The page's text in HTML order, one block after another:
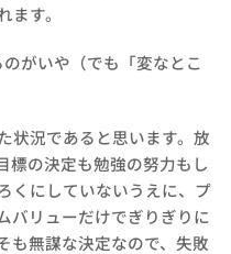
す。
がいや（でも「変なとこ
状況であると思います。放
標の決定も勉強の努力もし
くにしていないうえに、プ
バリューだけでぎりぎりに
も無謀な決定なので、失敗